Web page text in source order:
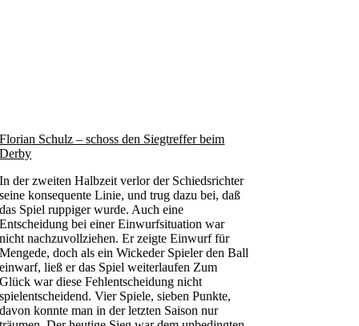
Florian Schulz – schoss den Siegtreffer beim
Derby
In der zweiten Halbzeit verlor der Schiedsrichter
seine konsequente Linie, und trug dazu bei, daß
das Spiel ruppiger wurde. Auch eine
Entscheidung bei einer Einwurfsituation war
nicht nachzuvollziehen. Er zeigte Einwurf für
Mengede, doch als ein Wickeder Spieler den Ball
einwarf, ließ er das Spiel weiterlaufen Zum
Glück war diese Fehlentscheidung nicht
spielentscheidend. Vier Spiele, sieben Punkte,
davon konnte man in der letzten Saison nur